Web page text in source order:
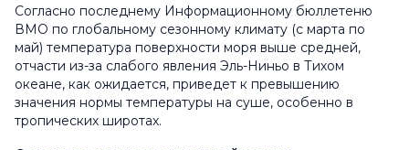
Согласно последнему Информационному бюллетеню
ВМО по глобальному сезонному климату (с марта по
май) температура поверхности моря выше средней,
отчасти из-за слабого явления Эль-Ниньо в Тихом
океане, как ожидается, приведет к превышению
значения нормы температуры на суше, особенно в
тропических широтах.